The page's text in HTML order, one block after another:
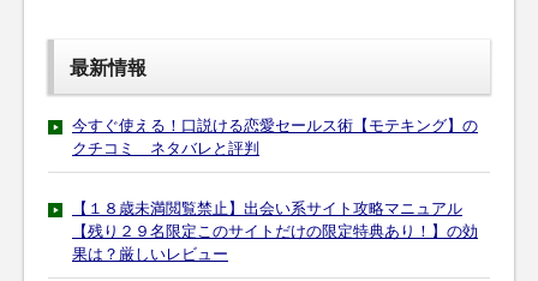
最新情報
今すぐ使える！口説ける恋愛セールス術【モテキング】の
クチコミ ネタバレと評判
【１８歳未満閲覧禁止】出会い系サイト攻略マニュアル
【残り２９名限定このサイトだけの限定特典あり！】の効
果は？厳しいレビュー